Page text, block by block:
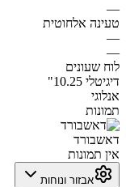
—
טעינה אלחוטית
—
—
לוח שעונים
דיגיטלי 10.25"
אנלוגי
תמונות
דאשבורד
אין תמונות
אבזור ונוחות